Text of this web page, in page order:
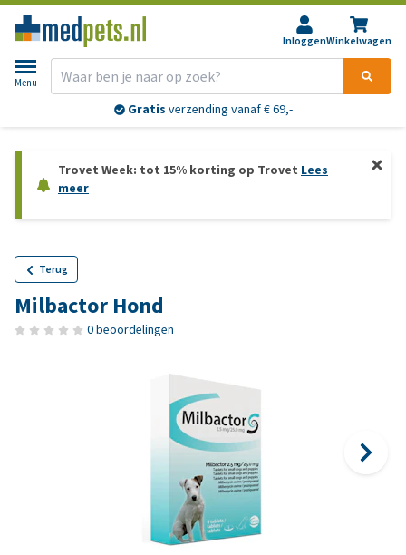
InloggenWinkelwagen
Menu
Gratis verzending vanaf € 69,-
Trovet Week: tot 15% korting op Trovet Lees
meer
Terug
Milbactor Hond
0 beoordelingen